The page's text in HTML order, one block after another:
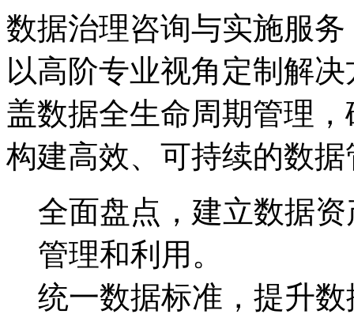
数据治理咨询与实施服务
以高阶专业视角定制解决方
盖数据全生命周期管理
构建高效、可持续的数
全面盘点，建立数据
管理和利用。
统一数据标准，提升